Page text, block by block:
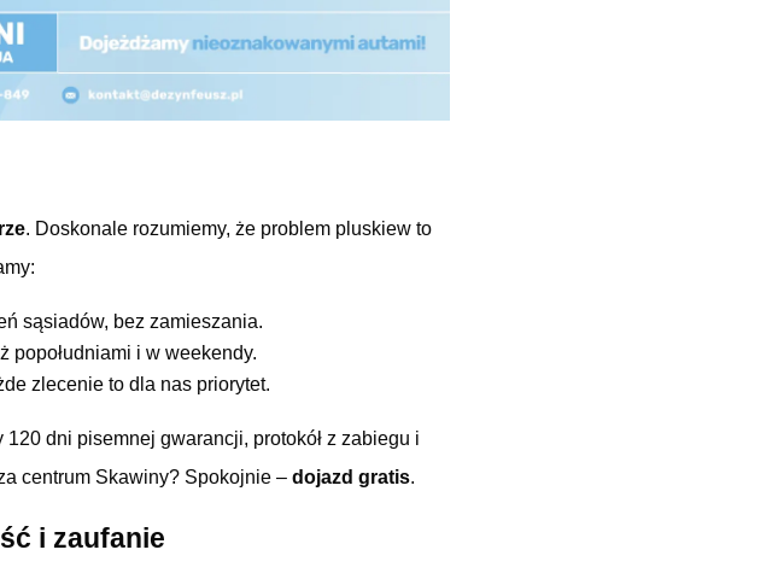
. Doskonale rozumiemy, że problem pluskiew to
sąsiadów, bez zamieszania.
popołudniami i w weekendy.
zlecenie to dla nas priorytet.
dni pisemnej gwarancji, protokół z zabiegu i
centrum Skawiny? Spokojnie – dojazd gratis.
i zaufanie